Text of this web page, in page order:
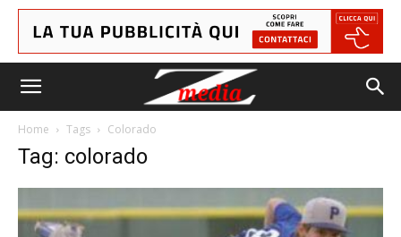
Home Tags Colorado
Tag: colorado